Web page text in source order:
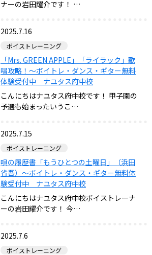
ナーの岩田耀介です！ …
2025.7.16
ボイストレーニング
「Mrs. GREEN APPLE」「ライラック」歌
唱攻略！～ボイトレ・ダンス・ギター無料
体験受付中 ナユタス府中校
こんにちはナユタス府中校です！ 甲子園の
予選も始まったいうこ…
2025.7.15
ボイストレーニング
唄の履歴書「もうひとつの土曜日」（浜田
省吾）～ボイトレ・ダンス・ギター無料体
験受付中 ナユタス府中校
こんにちはナユタス府中校ボイストレーナ
ーの岩田耀介です！ 今…
2025.7.6
ボイストレーニング